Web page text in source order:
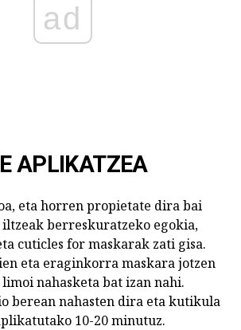
ad
APLIKATZEA
eta horren propietate dira bai
berreskuratzeko egokia,
cuticles for maskarak zati gisa.
eta eraginkorra maskara jotzen
nahasketa bat izan nahi.
berean nahasten dira eta kutikula
10-20 minutuz.